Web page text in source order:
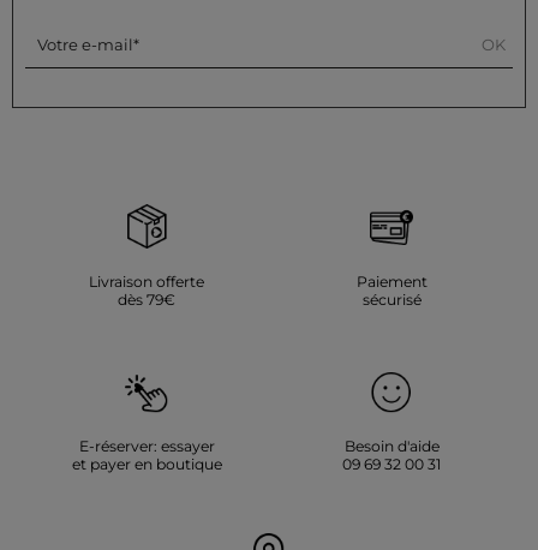
Couleur :Robes courtes femme beige
Votre e-mail OK
Livraison offerte
dès 79€
Paiement
sécurisé
E-réserver: essayer
et payer en boutique
Besoin d'aide
09 69 32 00 31